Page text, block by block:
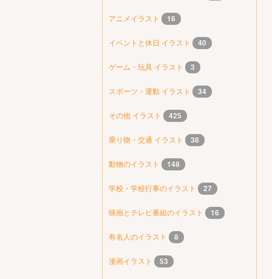
アニメイラスト 16
イベントと休日 イラスト 40
ゲーム・玩具 イラスト 3
スポーツ・運動 イラスト 34
その他 イラスト 425
乗り物・交通 イラスト 38
動物のイラスト 148
学校・学校行事のイラスト 27
映画とテレビ番組のイラスト 16
有名人のイラスト 8
漫画イラスト 53